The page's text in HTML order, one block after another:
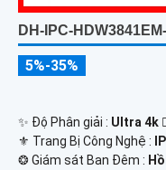
DH-IPC-
5%-35%
✨ Độ Phân giải : Ultra 4k
⚜️ Trang Bị Công Nghệ :
❂ Giám sát Ban Đêm :